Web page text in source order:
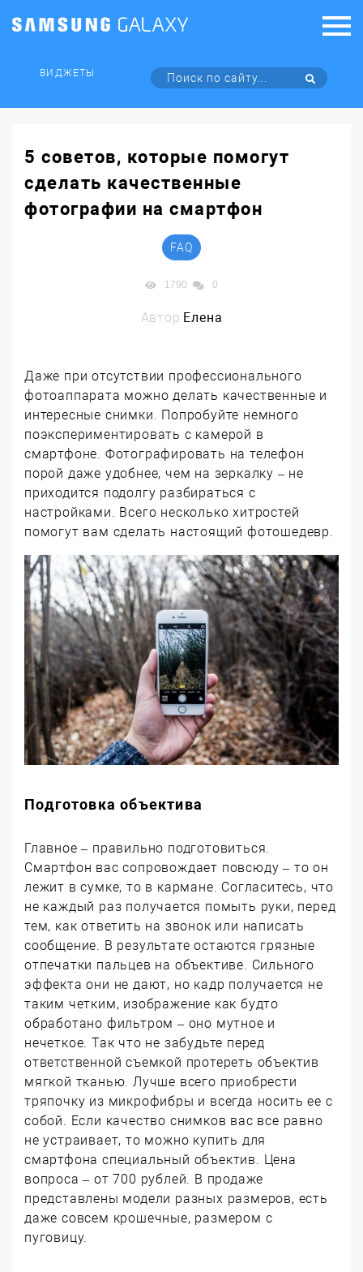
ВИДЖЕТЫ
5 советов, которые помогут
сделать качественные
фотографии на смартфон
FAQ
1790 0
Автор:Елена
Даже при отсутствии профессионального
фотоаппарата можно делать качественные и
интересные снимки. Попробуйте немного
поэкспериментировать с камерой в
смартфоне. Фотографировать на телефон
порой даже удобнее, чем на зеркалку – не
приходится подолгу разбираться с
настройками. Всего несколько хитростей
помогут вам сделать настоящий фотошедевр.
Подготовка объектива
Главное – правильно подготовиться.
Смартфон вас сопровождает повсюду – то он
лежит в сумке, то в кармане. Согласитесь, что
не каждый раз получается помыть руки, перед
тем, как ответить на звонок или написать
сообщение. В результате остаются грязные
отпечатки пальцев на объективе. Сильного
эффекта они не дают, но кадр получается не
таким четким, изображение как будто
обработано фильтром – оно мутное и
нечеткое. Так что не забудьте перед
ответственной съемкой протереть объектив
мягкой тканью. Лучше всего приобрести
тряпочку из микрофибры и всегда носить ее с
собой. Если качество снимков вас все равно
не устраивает, то можно купить для
смартфона специальный объектив. Цена
вопроса – от 700 рублей. В продаже
представлены модели разных размеров, есть
даже совсем крошечные, размером с
пуговицу.